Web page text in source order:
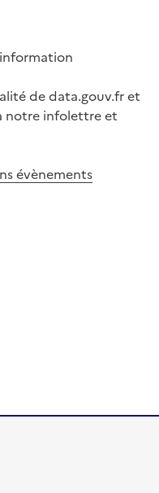
de data.gouv.fr et
notre infolettre et
évènements